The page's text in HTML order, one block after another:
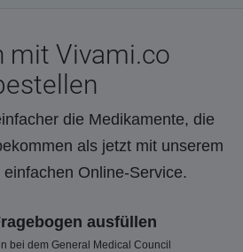
mit Vivami.co
die Medikamente, die
als jetzt mit unserem
Online-Service.
ausfüllen
bei dem General Medical Council